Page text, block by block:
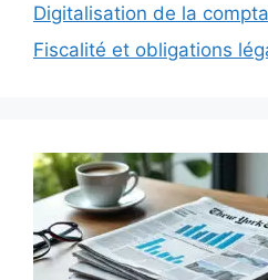
Digitalisation de la
Fiscalité et obligations